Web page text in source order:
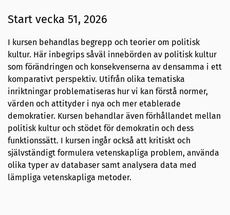
Start vecka 51, 2026
I kursen behandlas begrepp och teorier om politisk
kultur. Här inbegrips såväl innebörden av politisk kultur
som förändringen och konsekvenserna av densamma i ett
komparativt perspektiv. Utifrån olika tematiska
inriktningar problematiseras hur vi kan förstå normer,
värden och attityder i nya och mer etablerade
demokratier. Kursen behandlar även förhållandet mellan
politisk kultur och stödet för demokratin och dess
funktionssätt. I kursen ingår också att kritiskt och
självständigt formulera vetenskapliga problem, använda
olika typer av databaser samt analysera data med
lämpliga vetenskapliga metoder.